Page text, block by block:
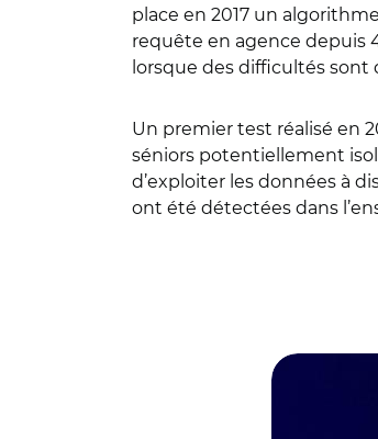
place en 2017 un
requête en agence depuis
lorsque des difficultés sont
Un premier test réalisé en
séniors potentiellement
d’exploiter les données à
ont été détectées dans